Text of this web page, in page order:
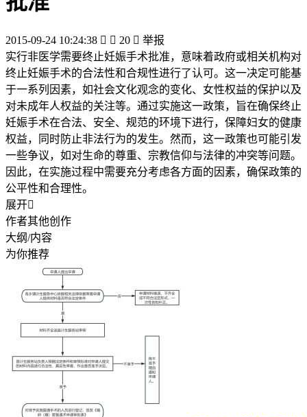
2015-09-24 10:24:38   20  举报
实行非医学需要终止妊娠手术批准，意味着政府或相关机构对
终止妊娠手术的合法性和合规性进行了认可。这一决定可能基
于一系列因素，如社会文化观念的变化、女性权益的保护以及
对未成年人权益的关注等。通过实施这一政策，旨在确保终止
妊娠手术在合法、安全、规范的环境下进行，保障妇女的健康
权益，同时防止非法行为的发生。然而，这一政策也可能引发
一些争议，如对生命的尊重、宗教信仰与法律的冲突等问题。
因此，在实施过程中需要充分考虑各方面的因素，确保政策的
公平性和合理性。
展开
作者其他创作
大纲/内容
为你推荐